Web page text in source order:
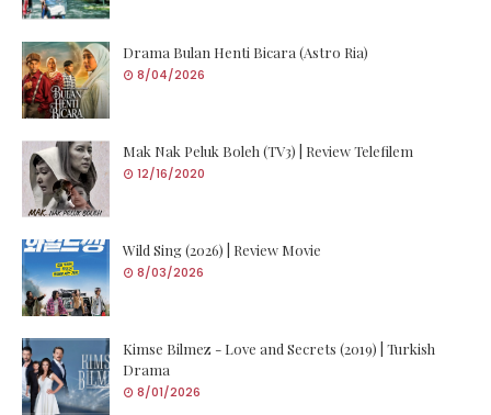
Drama Bulan Henti Bicara (Astro Ria)
8/04/2026
Mak Nak Peluk Boleh (TV3) | Review Telefilem
12/16/2020
Wild Sing (2026) | Review Movie
8/03/2026
Kimse Bilmez - Love and Secrets (2019) | Turkish
Drama
8/01/2026